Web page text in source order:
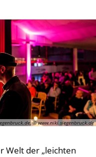
© www.niki.siegenbruck.de
Welt der „leichten